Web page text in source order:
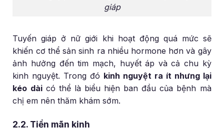
giáp
Tuyến giáp ở nữ giới khi hoạt động quá mức sẽ
khiến cơ thể sản sinh ra nhiều hormone hơn và gây
ảnh hưởng đến tim mạch, huyết áp và cả chu kỳ
kinh nguyệt. Trong đó kinh nguyệt ra ít nhưng lại
kéo dàicó thể là biểu hiện ban đầu của bệnh mà
chị em nên thăm khám sớm.
2.2. Tiền mãn kinh